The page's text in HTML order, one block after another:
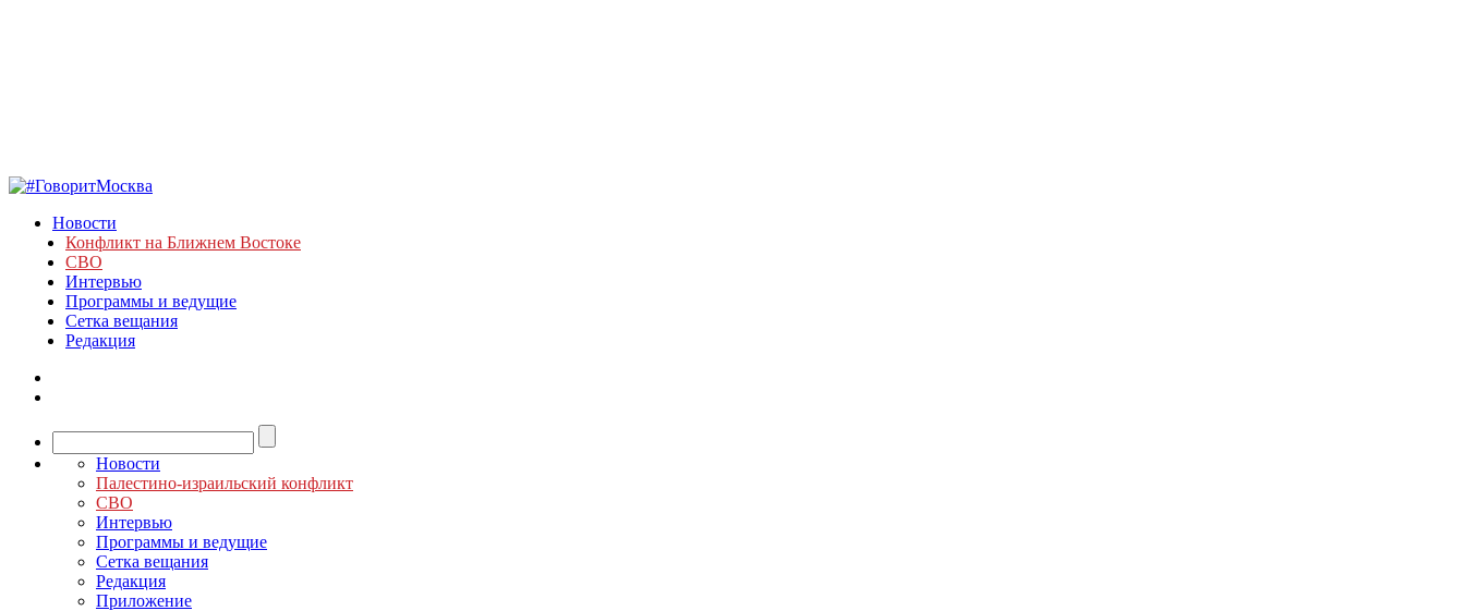
Новости
Конфликт на Ближнем Востоке
СВО
Интервью
Программы и ведущие
Сетка вещания
Редакция
Новости
Палестино-израильский конфликт
СВО
Интервью
Программы и ведущие
Сетка вещания
Редакция
Приложение